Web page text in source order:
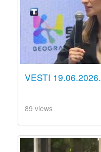
VESTI 19.06.2026.
89 views